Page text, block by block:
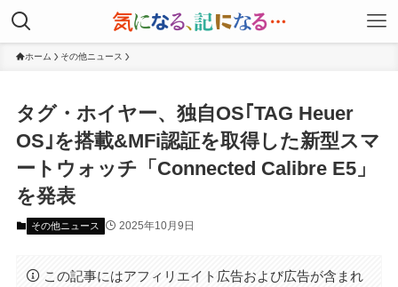
ホーム その他ニュース
タグ・ホイヤー、独自OS｢TAG Heuer
OS｣を搭載&MFi認証を取得した新型スマ
ートウォッチ「Connected Calibre E5」
を発表
その他ニュース 2025年10月9日
この記事にはアフィリエイト広告および広告が含まれ